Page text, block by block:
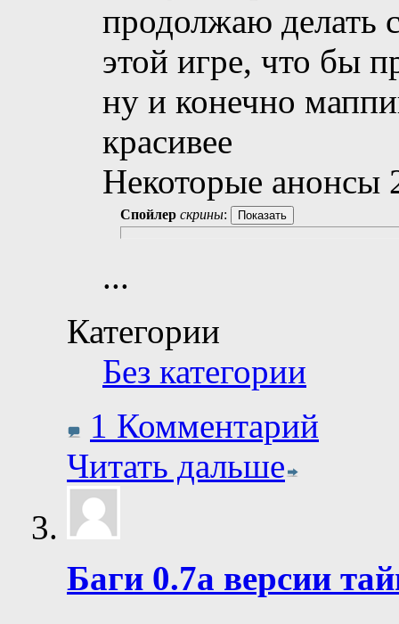
продолжаю делать
этой игре, что бы
ну и конечно
красивее
Некоторые анонсы
Спойлер скрины:
...
Категории
Без категории
1 Комментарий
Читать дальше
Баги 0.7а версии